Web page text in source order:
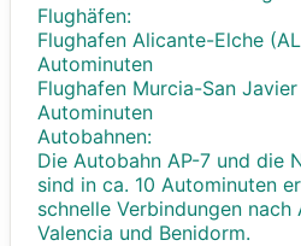
Flughäfen:
Flughafen Alicante-Elche
Autominuten
Flughafen Murcia-San
Autominuten
Autobahnen:
Die Autobahn AP-7 und die
sind in ca. 10 Autominuten
schnelle Verbindungen nach
Valencia und Benidorm.